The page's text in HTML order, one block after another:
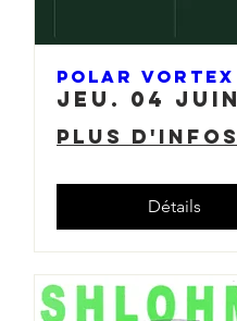
Polar Vortex
jeu. 04 juin
Plus d'infos
Détails